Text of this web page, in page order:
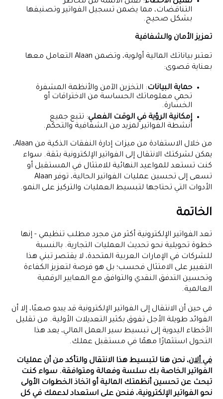
التناقضات، مما يضمن تسجيل الفواتير وتصنيفها
بشكل صحيح.
تعزيز الأمان والشفافية
تعتبر بياناتك المالية أولوية، وتضمن Alaan التعامل معها
بعناية قصوى:
حماية البيانات: التخزين الآمن والأنظمة المشفرة
تحمي معلوماتك الحساسة من الاختراقات أو
الخسارة.
إمكانية الرؤية في الوقت الفعلي: تتبع جميع
أنشطة الفواتير لمزيد من الشفافية والتحكم.
من خلال الاستفادة من ميزات إدارة النفقات الذكية من Alaan،
يمكن لشركتك الانتقال إلى الفواتير الإلكترونية بثقة. سواء
كنت تستعد للمواعيد النهائية للامتثال في المستقبل أو
تسعى إلى تحسين عمليات الفواتير الحالية، توفر Alaan
الأدوات التي تحتاجها لتبسيط العمليات والتركيز على النمو.
الخاتمة
تعد الفواتير الإلكترونية أكثر من مجرد مطلب تنظيمي - إنها
خطوة تحويلية نحو تحديث العمليات التجارية. بالنسبة
للشركات في الإمارات العربية المتحدة، لا يقتصر تبني هذا
التغيير على الامتثال فحسب؛ بل هو فرصة لتعزيز الكفاءة
وتحسين التدفق النقدي والتوافق مع المعايير الرقمية
العالمية.
في حين أن الانتقال إلى الفواتير الإلكترونية قد يبدو صعبًا، إلا أن
الفوائد طويلة الأجل تفوق بكثير التعديلات الأولية. من تقليل
الأخطاء اليدوية إلى تبسيط سير العمل المالي، يعد هذا
التحول استثمارًا مهمًا في مستقبل عملك.
في ألان، نحن هنا لتبسيط هذا الانتقال والتأكد من أن عمليات
الفواتير الخاصة بك سلسة وفعالة ومتوافقة. سواء كنت
تبحث عن تحسين أنظمتك المالية أو اتخاذ الخطوات الأولى
نحو الفواتير الإلكترونية، فنحن على استعداد لدعمك في كل